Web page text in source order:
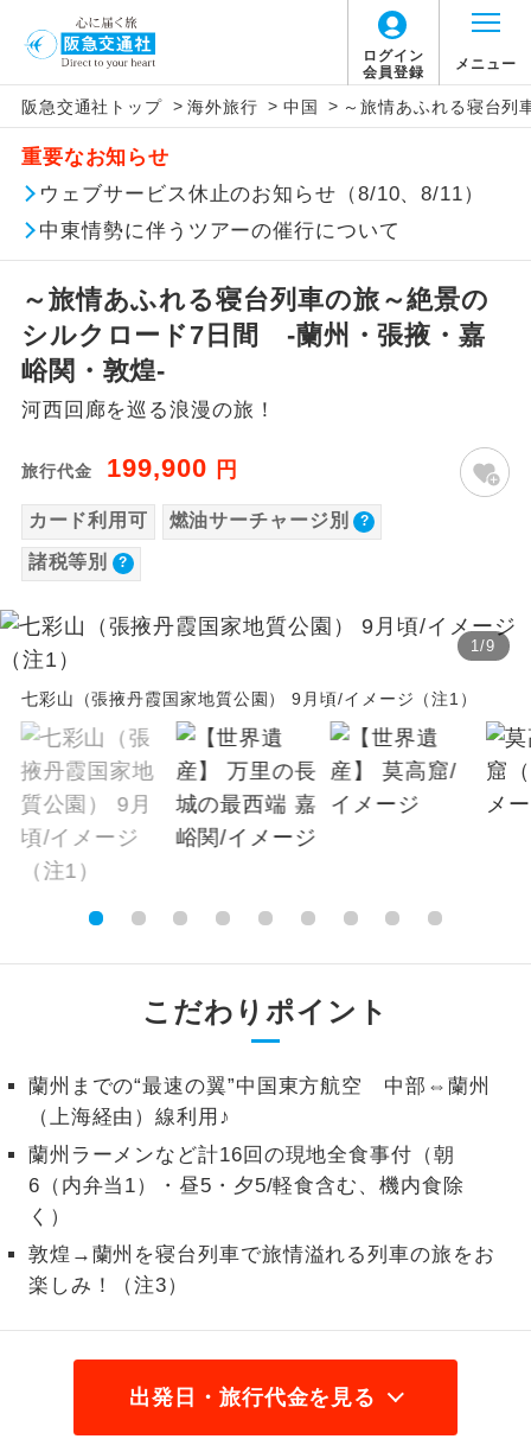
ログイン
会員登録
メニュー
阪急交通社トップ > 海外旅行 > 中国 > ～旅情あふれる寝台
重要なお知らせ
ウェブサービス休止のお知らせ（8/10、8/11）
中東情勢に伴うツアーの催行について
～旅情あふれる寝台列車の旅～絶景の
シルクロード7日間 -蘭州・張掖・嘉
峪関・敦煌-
河西回廊を巡る浪漫の旅！
旅行代金 199,900 円
カード利用可 燃油サーチャージ別
諸税等別
1/9
七彩山（張掖丹霞国家地質公園） 9月頃/イメージ（注1）
こだわりポイント
蘭州までの“最速の翼”中国東方航空 中部⇔蘭州
（上海経由）線利用♪
蘭州ラーメンなど計16回の現地全食事付（朝
6（内弁当1）・昼5・夕5/軽食含む、機内食除
く）
敦煌→蘭州を寝台列車で旅情溢れる列車の旅をお
楽しみ！（注3）
出発日・旅行代金を見る
旅行代金に燃油サーチャージは含まれており
ません。別途お支払いが必要となります。
目安：33,800〜37,400円（2026/07/17現
在）
※上記の燃油サーチャージは変更になる場合
があります。
旅行代金に、以下の料金は含まれておりませ
ん。別途お支払が必要となります。
【日本国内空港施設使用料】
中部国際空港
大人（12歳以上）2,620円、子供（2歳以上12
歳未満）1,310円
【旅客保安サービス料】
大人（12歳以上）580円、子供（2歳以上12
【海外空港諸税等】
料と空港税等は含まれておりません。別途お
支払いが必要となります。
大人（12歳以上）2,200円、子供（2歳以上12
歳未満）2,200円
※手配の都合により変更になる場合がありま
す。
【その他諸税追加】
大人（12歳以上）1,300円、子供（2歳以上12
歳未満）1,300円
このツアーは以下の出発地から追加代金でご参
加いただけます。
※リクエスト受付の場合、ご手配の可否は後日回答さ
せていただきます。
追加代金にて各地発着ありとは
当ツアーは日程表に記載の出発空港だけで
なく、各地より下記追加代金にて飛行機や
鉄道などを利用しご参加いただけます。
ご同行者様が異なる発着地をご希望の場合
は、当社予約センターまで連絡ください。
アイコン 説明
添乗員同行
往路出発空港（駅）から復路到着空港
（駅）まで同行します。
現地到着後、現地係員が同行しお世話い
たします。
バスガイド乗
務
バスガイドが乗務し、車内での観光案内
新コース
ユネスコに登録されている文化遺産や自
然遺産を訪ねるコースです。
温泉
露天風呂
ご宿泊ホテルに露天風呂が付いていま
大浴場 ご宿泊ホテルに大浴場が付いています。
全食事付き
全てのお食事が付いていますので、お食
事の心配はいりません。（機内食を除
く）
お部屋食
ホン
1名様から出発可能な個人型プランで
2名様催行
2名様から出発可能な個人型プランで
す。
おひとり様参
加限定
おひとり様限定でご参加いただけるコー
1名様1室同代
金
1名様1室利用でも追加料金がかからない
女性限定